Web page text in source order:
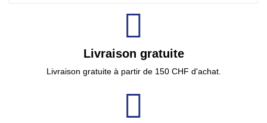
Livraison gratuite
Livraison gratuite à partir de 150 CHF d'achat.